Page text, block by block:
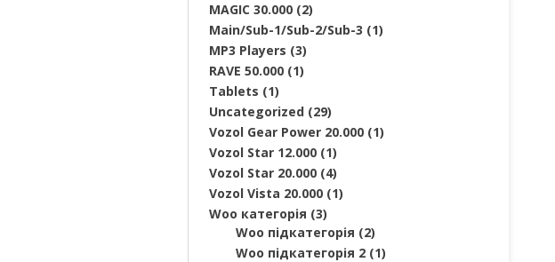
MAGIC 30.000 (2)
Main/Sub-1/Sub-2/Sub-3 (1)
MP3 Players (3)
RAVE 50.000 (1)
Tablets (1)
Uncategorized (29)
Vozol Gear Power 20.000 (1)
Vozol Star 12.000 (1)
Vozol Star 20.000 (4)
Vozol Vista 20.000 (1)
Woo категорія (3)
Woo підкатегорія (2)
Woo підкатегорія 2 (1)